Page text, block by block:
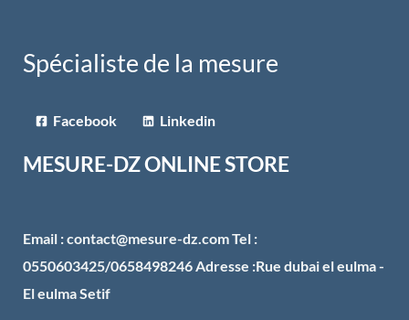
Spécialiste de la mesure
Facebook Linkedin
MESURE-DZ ONLINE STORE
Email : contact@mesure-dz.com Tel :
0550603425/0658498246 Adresse :Rue dubai el eulma -
El eulma Setif